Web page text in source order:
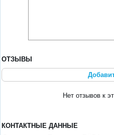
ОТЗЫВЫ
Нет отзывов к
КОНТАКТНЫЕ ДАННЫЕ